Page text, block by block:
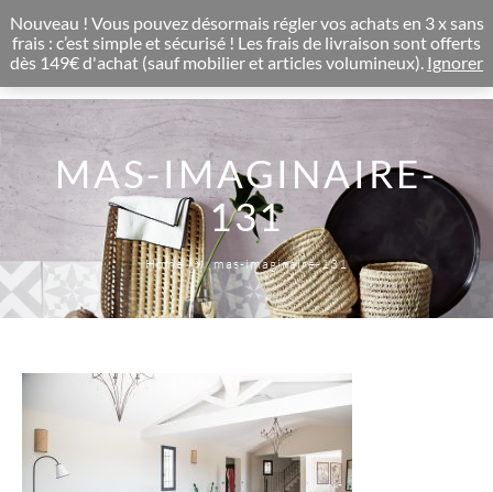
0
MAS-IMAGINAIRE-
131
Home mas-imaginaire-131
Nouveau ! Vous pouvez désormais régler vos achats en 3 x sans
frais : c’est simple et sécurisé ! Les frais de livraison sont offerts
dès 149€ d'achat (sauf mobilier et articles volumineux). Ignorer